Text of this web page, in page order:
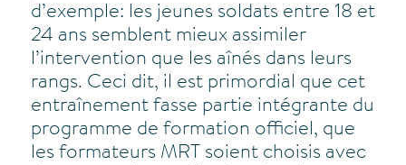
d’exemple: les jeunes soldats entre 18 et
24 ans semblent mieux assimiler
l’intervention que les aînés dans leurs
rangs. Ceci dit, il est primordial que cet
entraînement fasse partie intégrante du
programme de formation officiel, que
les formateurs MRT soient choisis avec